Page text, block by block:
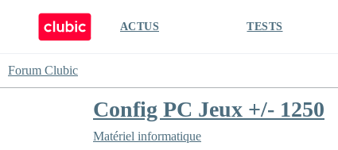
ACTUS TESTS
Forum Clubic
Config PC Jeux +/- 1250
Matériel informatique